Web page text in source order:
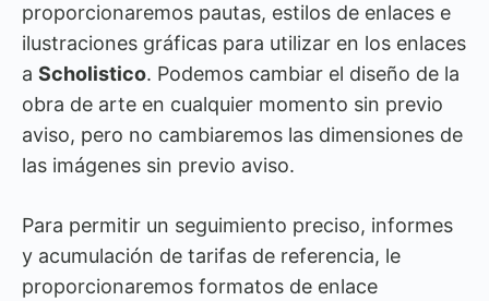
proporcionaremos pautas, estilos de enlaces e
ilustraciones gráficas para utilizar en los enlaces
a Scholistico. Podemos cambiar el diseño de la
obra de arte en cualquier momento sin previo
aviso, pero no cambiaremos las dimensiones de
las imágenes sin previo aviso.
Para permitir un seguimiento preciso, informes
y acumulación de tarifas de referencia, le
proporcionaremos formatos de enlace